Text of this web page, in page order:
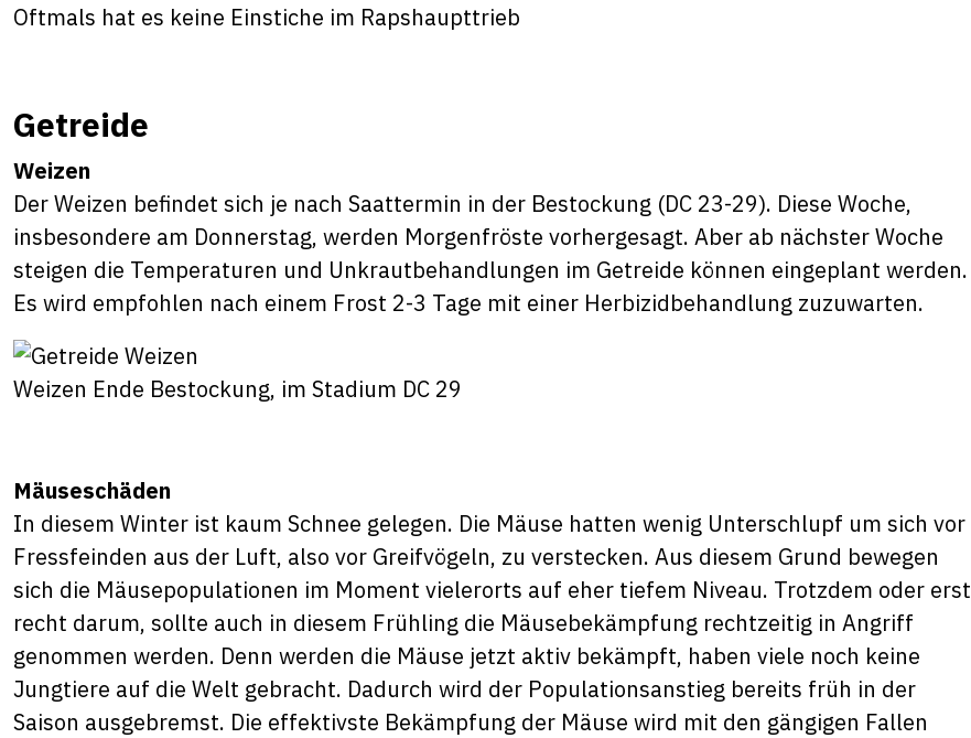
Oftmals hat es keine Einstiche im Rapshaupttrieb
Getreide
Weizen
Der Weizen befindet sich je nach Saattermin in der Bestockung (DC 23-29). Diese Woche,
insbesondere am Donnerstag, werden Morgenfröste vorhergesagt. Aber ab nächster Woche
steigen die Temperaturen und Unkrautbehandlungen im Getreide können eingeplant werden.
Es wird empfohlen nach einem Frost 2-3 Tage mit einer Herbizidbehandlung zuzuwarten.
Weizen Ende Bestockung, im Stadium DC 29
Mäuseschäden
In diesem Winter ist kaum Schnee gelegen. Die Mäuse hatten wenig Unterschlupf um sich vor
Fressfeinden aus der Luft, also vor Greifvögeln, zu verstecken. Aus diesem Grund bewegen
sich die Mäusepopulationen im Moment vielerorts auf eher tiefem Niveau. Trotzdem oder erst
recht darum, sollte auch in diesem Frühling die Mäusebekämpfung rechtzeitig in Angriff
genommen werden. Denn werden die Mäuse jetzt aktiv bekämpft, haben viele noch keine
Jungtiere auf die Welt gebracht. Dadurch wird der Populationsanstieg bereits früh in der
Saison ausgebremst. Die effektivste Bekämpfung der Mäuse wird mit den gängigen Fallen